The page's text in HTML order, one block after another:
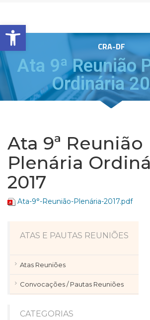
Barra de Ferramentas Aberta
CRA-DF
Ata 9ª Reunião
Ordinária
Ata 9ª Reunião
Plenária
2017
Ata-9°-Reunião-Plenária-2017.pdf
ATAS E PAUTAS REUNIÕES
Atas Reuniões
Convocações / Pautas Reuniões
CATEGORIAS